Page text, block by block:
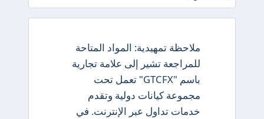
ملاحظة تمهيدية: المواد المتاحة
للمراجعة تشير إلى علامة تجارية
باسم "GTCFX" تعمل تحت
مجموعة كيانات دولية وتقدم
خدمات تداول عبر الإنترنت. في